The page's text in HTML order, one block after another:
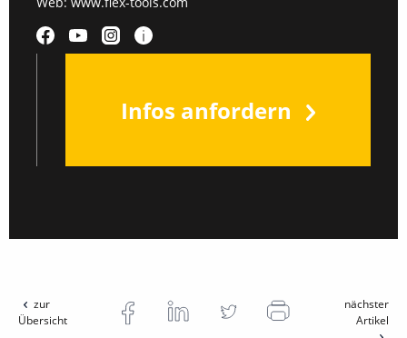
Infos anfordern
zur
Übersicht
nächster
Artikel